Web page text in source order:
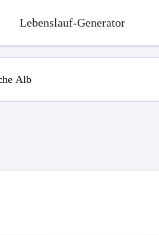
Lebenslauf-Generator